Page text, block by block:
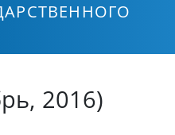
2016)